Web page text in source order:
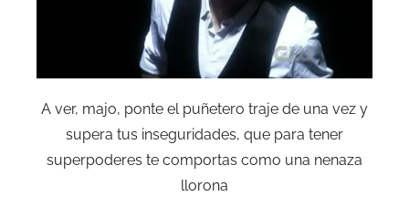
A ver, majo, ponte el puñetero traje de una vez y
supera tus inseguridades, que para tener
superpoderes te comportas como una nenaza
llorona